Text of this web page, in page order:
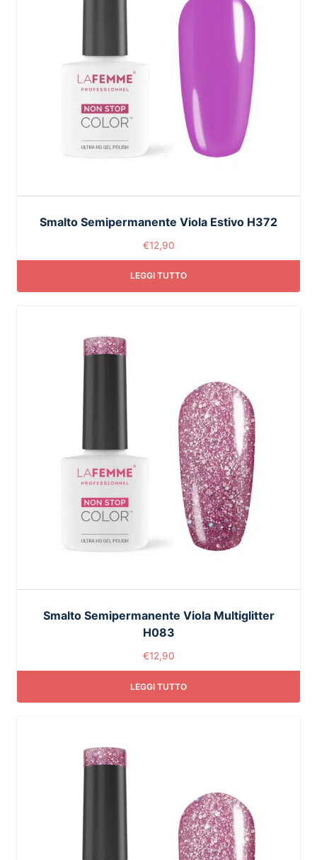
Smalto Semipermanente Viola Estivo H372
€12,90
LEGGI TUTTO
Smalto Semipermanente Viola Multiglitter
H083
€12,90
LEGGI TUTTO